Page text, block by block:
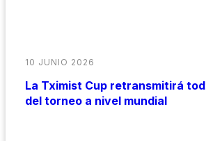
10 JUNIO 2026
La Tximist Cup retransmitirá
del torneo a nivel mundial